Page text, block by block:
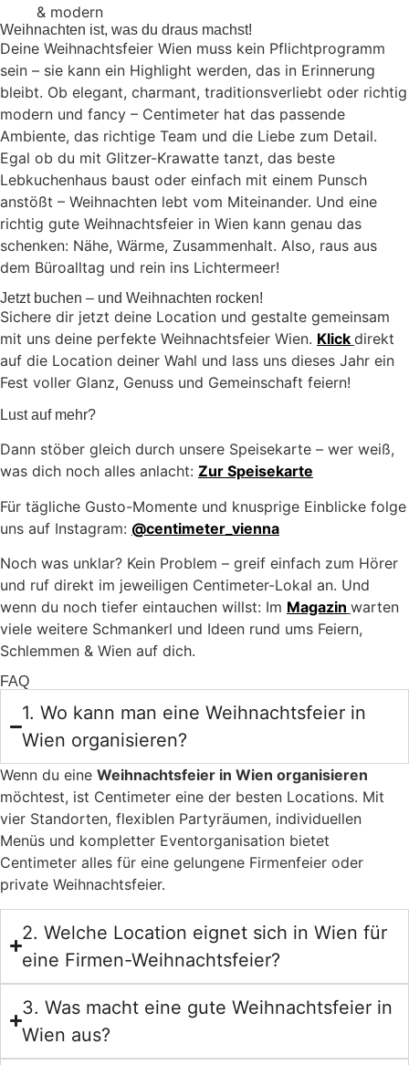
& modern
Weihnachten ist, was du draus machst!
Deine Weihnachtsfeier Wien muss kein Pflichtprogramm
sein – sie kann ein Highlight werden, das in Erinnerung
bleibt. Ob elegant, charmant, traditionsverliebt oder richtig
modern und fancy – Centimeter hat das passende
Ambiente, das richtige Team und die Liebe zum Detail.
Egal ob du mit Glitzer-Krawatte tanzt, das beste
Lebkuchenhaus baust oder einfach mit einem Punsch
anstößt – Weihnachten lebt vom Miteinander. Und eine
richtig gute Weihnachtsfeier in Wien kann genau das
schenken: Nähe, Wärme, Zusammenhalt. Also, raus aus
dem Büroalltag und rein ins Lichtermeer!
Jetzt buchen – und Weihnachten rocken!
Sichere dir jetzt deine Location und gestalte gemeinsam
mit uns deine perfekte Weihnachtsfeier Wien. Klick direkt
auf die Location deiner Wahl und lass uns dieses Jahr ein
Fest voller Glanz, Genuss und Gemeinschaft feiern!
Lust auf mehr?
Dann stöber gleich durch unsere Speisekarte – wer weiß,
was dich noch alles anlacht: Zur Speisekarte
Für tägliche Gusto-Momente und knusprige Einblicke folge
uns auf Instagram: @centimeter_vienna
Noch was unklar? Kein Problem – greif einfach zum Hörer
und ruf direkt im jeweiligen Centimeter-Lokal an. Und
wenn du noch tiefer eintauchen willst: Im Magazin warten
viele weitere Schmankerl und Ideen rund ums Feiern,
Schlemmen & Wien auf dich.
FAQ
1. Wo kann man eine Weihnachtsfeier in
Wien organisieren?
Wenn du eine Weihnachtsfeier in Wien organisieren
möchtest, ist Centimeter eine der besten Locations. Mit
vier Standorten, flexiblen Partyräumen, individuellen
Menüs und kompletter Eventorganisation bietet
Centimeter alles für eine gelungene Firmenfeier oder
private Weihnachtsfeier.
2. Welche Location eignet sich in Wien für
eine Firmen-Weihnachtsfeier?
3. Was macht eine gute Weihnachtsfeier in
Wien aus?